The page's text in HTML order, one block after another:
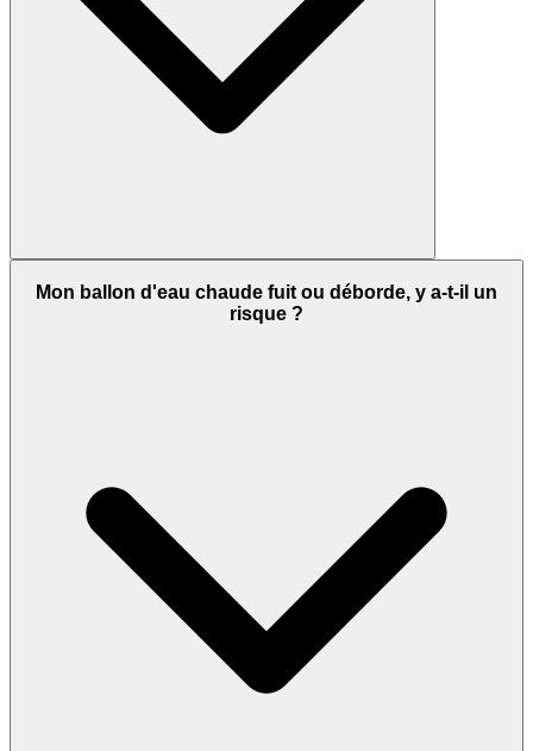
Mon ballon d'eau chaude fuit ou déborde, y a-t-il un
risque ?